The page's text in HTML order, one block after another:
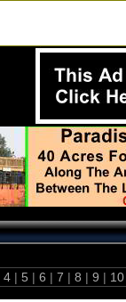
4 | 5 | 6 | 7 | 8 | 9 |